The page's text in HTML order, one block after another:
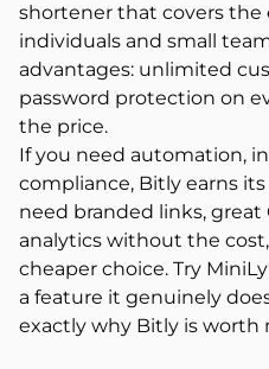
shortener that covers the
individuals and small
advantages: unlimited
password protection on
the price.
If you need automation,
compliance, Bitly earns
need branded links, great
analytics without the
cheaper choice. Try
a feature it genuinely
exactly why Bitly is worth